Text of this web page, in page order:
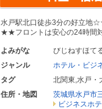
水戸駅北口徒歩3分の好立地
★★フロントは安心の24時
よみがな
びじねすほ
ジャンル
ホテル・ビジ
タグ
北関東,水戸・
住所・地図
茨城県水戸市
ビジネスホ